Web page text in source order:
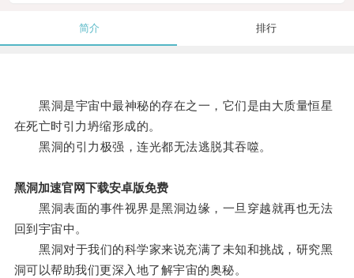
简介 排行
黑洞是宇宙中最神秘的存在之一，它们是由大质量恒星
在死亡时引力坍缩形成的。
黑洞的引力极强，连光都无法逃脱其吞噬。
黑洞加速官网下载安卓版免费
黑洞表面的事件视界是黑洞边缘，一旦穿越就再也无法
回到宇宙中。
黑洞对于我们的科学家来说充满了未知和挑战，研究黑
洞可以帮助我们更深入地了解宇宙的奥秘。